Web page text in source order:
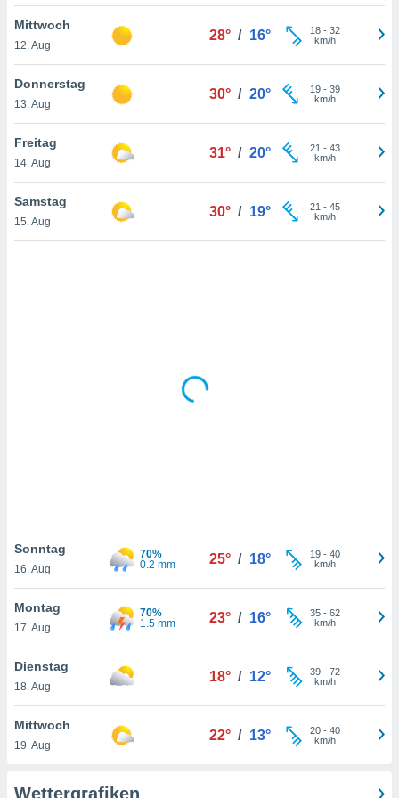
der
weiterhin
nicht
von
und
auf
klicken.
Mittwoch
12. Aug
28° / 16° 18- 32
km/h
Donnerstag
13. Aug
30° / 20° 19- 39
km/h
Freitag
14. Aug
31° / 20° 21 - 43
km/h
Samstag
15. Aug
30° / 19° 21 - 45
km/h
Sonntag
16. Aug
70%
0.2 mm
25° / 18° 19- 40
km/h
Montag
17. Aug
70%
1.5 mm
23° / 16° 35- 62
km/h
Dienstag
18. Aug
18° / 12° 39- 72
km/h
Mittwoch
19. Aug
22° / 13° 20- 40
km/h
Wettergrafiken